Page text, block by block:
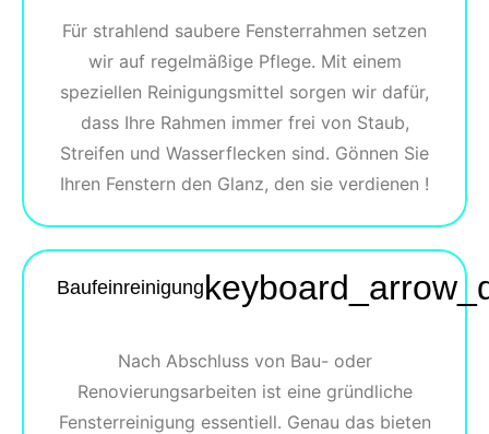
Für strahlend saubere Fensterrahmen setzen
wir auf regelmäßige Pflege. Mit einem
speziellen Reinigungsmittel sorgen wir dafür,
dass Ihre Rahmen immer frei von Staub,
Streifen und Wasserflecken sind. Gönnen Sie
Ihren Fenstern den Glanz, den sie verdienen !
Baufeinreinigung
Nach Abschluss von Bau- oder
Renovierungsarbeiten ist eine gründliche
Fensterreinigung essentiell. Genau das bieten